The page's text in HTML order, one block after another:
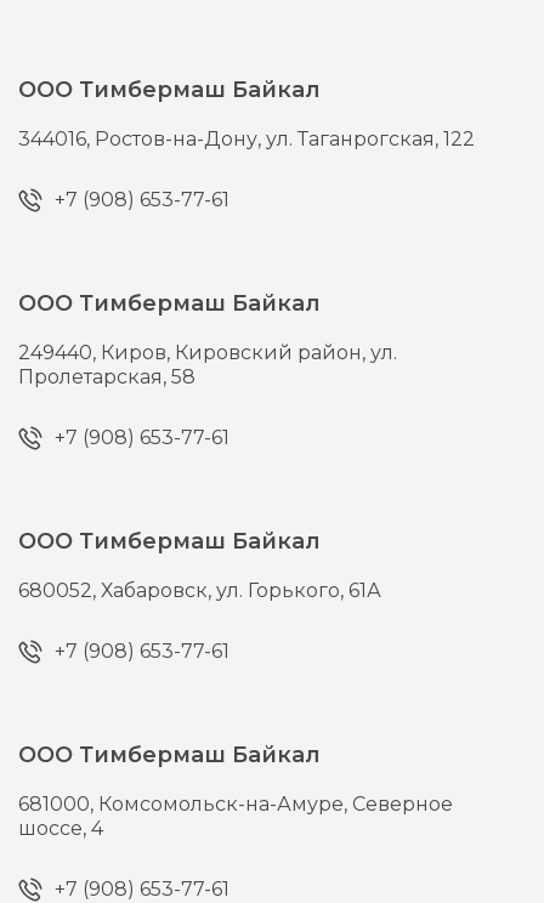
ООО Тимбермаш Байкал
344016, Ростов-на-Дону,ул. Таганрогская, 122
+7 (908) 653-77-61
ООО Тимбермаш Байкал
249440, Киров, Кировский район, ул.
Пролетарская, 58
+7 (908) 653-77-61
ООО Тимбермаш Байкал
680052,Хабаровск,ул. Горького, 61А
+7 (908) 653-77-61
ООО Тимбермаш Байкал
681000, Комсомольск-на-Амуре, Северное
шоссе, 4
+7 (908) 653-77-61